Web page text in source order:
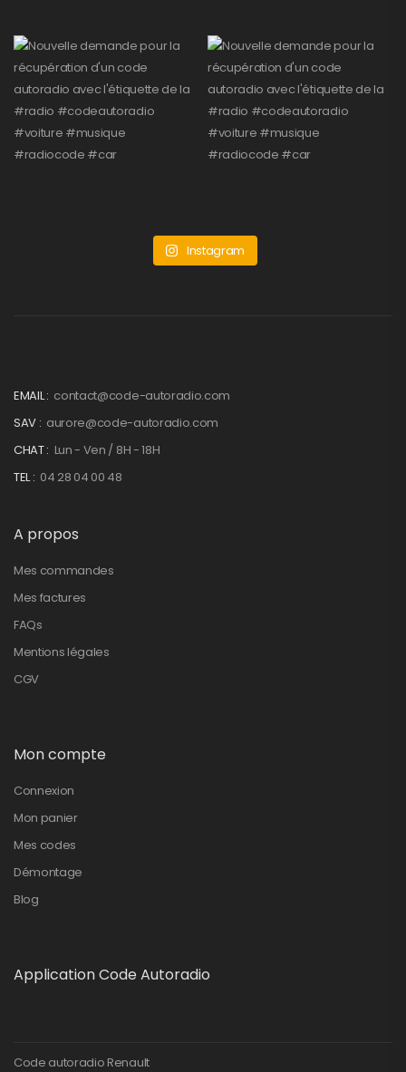
Instagram
EMAIL : contact@code-autoradio.com
SAV : aurore@code-autoradio.com
CHAT : Lun - Ven / 8H - 18H
TEL : 04 28 04 00 48
A propos
Mes commandes
Mes factures
FAQs
Mentions légales
CGV
Mon compte
Connexion
Mon panier
Mes codes
Démontage
Blog
Application Code Autoradio
Code autoradio Renault